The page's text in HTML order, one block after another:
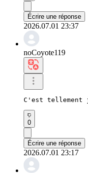
Écrire une réponse
2026.07.01 23:37
noCoyote119
C'est tellement
0
Écrire une réponse
2026.07.01 23:17